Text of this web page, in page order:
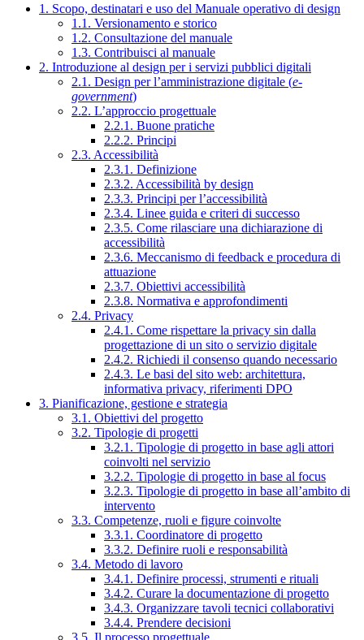
1. Scopo, destinatari e uso del Manuale operativo di design
1.1. Versionamento e storico
1.2. Consultazione del manuale
1.3. Contribuisci al manuale
2. Introduzione al design per i servizi pubblici digitali
2.1. Design per l’amministrazione digitale (e-
government)
2.2. L’approccio progettuale
2.2.1. Buone pratiche
2.2.2. Principi
2.3. Accessibilità
2.3.1. Definizione
2.3.2. Accessibilità by design
2.3.3. Principi per l’accessibilità
2.3.4. Linee guida e criteri di successo
2.3.5. Come rilasciare una dichiarazione di
accessibilità
2.3.6. Meccanismo di feedback e procedura di
attuazione
2.3.7. Obiettivi accessibilità
2.3.8. Normativa e approfondimenti
2.4. Privacy
2.4.1. Come rispettare la privacy sin dalla
progettazione di un sito o servizio digitale
2.4.2. Richiedi il consenso quando necessario
2.4.3. Le basi del sito web: architettura,
informativa privacy, riferimenti DPO
3. Pianificazione, gestione e strategia
3.1. Obiettivi del progetto
3.2. Tipologie di progetti
3.2.1. Tipologie di progetto in base agli attori
coinvolti nel servizio
3.2.2. Tipologie di progetto in base al focus
3.2.3. Tipologie di progetto in base all’ambito di
intervento
3.3. Competenze, ruoli e figure coinvolte
3.3.1. Coordinatore di progetto
3.3.2. Definire ruoli e responsabilità
3.4. Metodo di lavoro
3.4.1. Definire processi, strumenti e rituali
3.4.2. Curare la documentazione di progetto
3.4.3. Organizzare tavoli tecnici collaborativi
3.4.4. Prendere decisioni
3.5. Il processo progettuale